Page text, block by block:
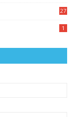
27
1